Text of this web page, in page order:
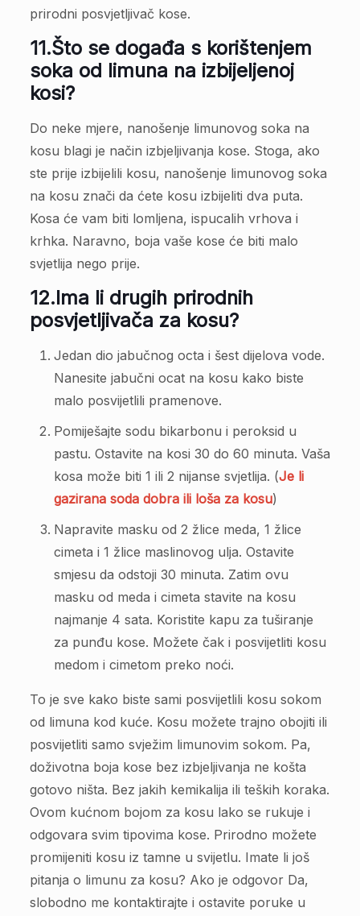
prirodni posvjetljivač kose.
11.Što se događa s korištenjem
soka od limuna na izbijeljenoj
kosi?
Do neke mjere, nanošenje limunovog soka na
kosu blagi je način izbjeljivanja kose. Stoga, ako
ste prije izbijelili kosu, nanošenje limunovog soka
na kosu znači da ćete kosu izbijeliti dva puta.
Kosa će vam biti lomljena, ispucalih vrhova i
krhka. Naravno, boja vaše kose će biti malo
svjetlija nego prije.
12.Ima li drugih prirodnih
posvjetljivača za kosu?
Jedan dio jabučnog octa i šest dijelova vode.
Nanesite jabučni ocat na kosu kako biste
malo posvijetlili pramenove.
Pomiješajte sodu bikarbonu i peroksid u
pastu. Ostavite na kosi 30 do 60 minuta. Vaša
kosa može biti 1 ili 2 nijanse svjetlija. (Je li
gazirana soda dobra ili loša za kosu)
Napravite masku od 2 žlice meda, 1 žlice
cimeta i 1 žlice maslinovog ulja. Ostavite
smjesu da odstoji 30 minuta. Zatim ovu
masku od meda i cimeta stavite na kosu
najmanje 4 sata. Koristite kapu za tuširanje
za punđu kose. Možete čak i posvijetliti kosu
medom i cimetom preko noći.
To je sve kako biste sami posvijetlili kosu sokom
od limuna kod kuće. Kosu možete trajno obojiti ili
posvijetliti samo svježim limunovim sokom. Pa,
doživotna boja kose bez izbjeljivanja ne košta
gotovo ništa. Bez jakih kemikalija ili teških koraka.
Ovom kućnom bojom za kosu lako se rukuje i
odgovara svim tipovima kose. Prirodno možete
promijeniti kosu iz tamne u svijetlu. Imate li još
pitanja o limunu za kosu? Ako je odgovor Da,
slobodno me kontaktirajte i ostavite poruke u